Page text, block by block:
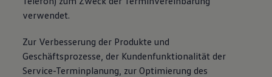
verwendet.
Zur Verbesserung der Produkte und
Geschäftsprozesse, der Kundenfunktionalität der
Service-Terminplanung, zur Optimierung des